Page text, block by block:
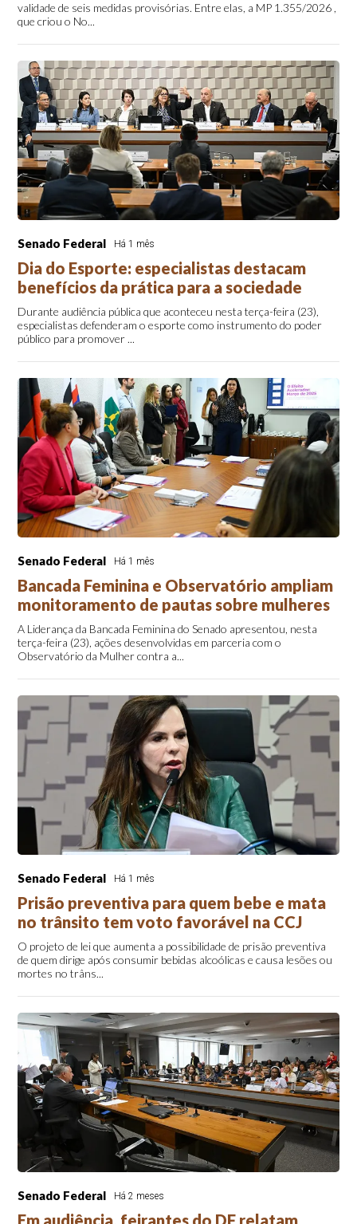
validade de seis medidas provisórias. Entre elas, a MP 1.355/2026 ,
que criou o No...
Senado Federal Há 1 mês
Dia do Esporte: especialistas destacam
benefícios da prática para a sociedade
Durante audiência pública que aconteceu nesta terça-feira (23),
especialistas defenderam o esporte como instrumento do poder
público para promover ...
Senado Federal Há 1 mês
Bancada Feminina e Observatório ampliam
monitoramento de pautas sobre mulheres
A Liderança da Bancada Feminina do Senado apresentou, nesta
terça-feira (23), ações desenvolvidas em parceria com o
Observatório da Mulher contra a...
Senado Federal Há 1 mês
Prisão preventiva para quem bebe e mata
no trânsito tem voto favorável na CCJ
O projeto de lei que aumenta a possibilidade de prisão preventiva
de quem dirige após consumir bebidas alcoólicas e causa lesões ou
mortes no trâns...
Senado Federal Há 2 meses
Em audiência, feirantes do DF relatam